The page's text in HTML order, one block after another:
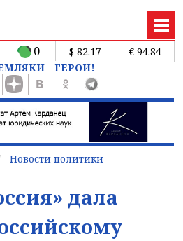
0 $ 82.17
€ 94.84
- ГЕРОИ!
Новости политики
дала